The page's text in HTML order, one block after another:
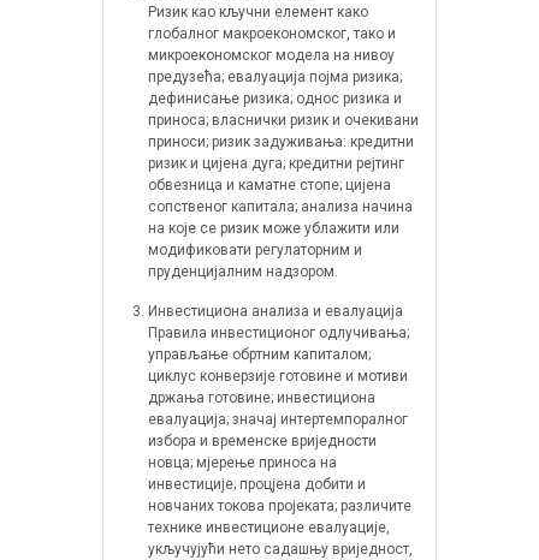
Ризик као кључни елемент како
глобалног макроекономског, тако и
микроекономског модела на нивоу
предузећа; евалуација појма ризика;
дефинисање ризика; однос ризика и
приноса; власнички ризик и очекивани
приноси; ризик задуживања: кредитни
ризик и цијена дуга; кредитни рејтинг
обвезница и каматне стопе; цијена
сопственог капитала; анализа начина
на које се ризик може ублажити или
модификовати регулаторним и
пруденцијалним надзором.
Инвестициона анализа и евалуација
Правила инвестиционог одлучивања;
управљање обртним капиталом;
циклус конверзије готовине и мотиви
држања готовине; инвестициона
евалуација; значај интертемпоралног
избора и временске вриједности
новца; мјерење приноса на
инвестиције; процјена добити и
новчаних токова пројеката; различите
технике инвестиционе евалуације,
укључујући нето садашњу вриједност,